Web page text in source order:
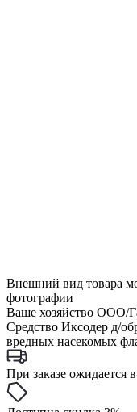
Внешний вид товара
фотографии
Ваше хозяйство ООО/
Средство Иксодер д/
вредных насекомых
При заказе ожидается